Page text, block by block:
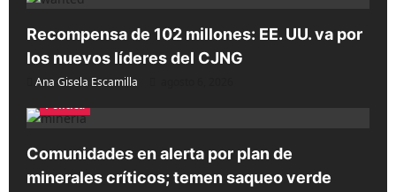
Recompensa de 102 millones: EE. UU. va por
los nuevos líderes del CJNG
Ana Gisela Escamilla
Política
Comunidades en alerta por plan de
minerales críticos; temen saqueo verde